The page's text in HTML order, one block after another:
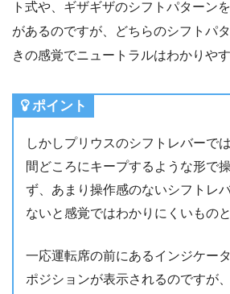
ト式や、ギザギザのシフトパターン
があるのですが、どちらのシフトパ
きの感覚でニュートラルはわかりやす
ポイント
しかしプリウスのシフトレバーで
間どころにキープするような形で
ず、あまり操作感のないシフトレ
ないと感覚ではわかりにくいもの
一応運転席の前にあるインジケー
ポジションが表示されるのですが